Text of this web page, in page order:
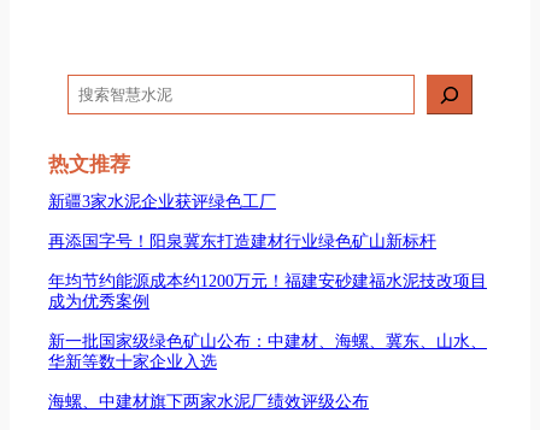
搜
索
热文推荐
新疆3家水泥企业获评绿色工厂
再添国字号！阳泉冀东打造建材行业绿色矿山新标杆
年均节约能源成本约1200万元！福建安砂建福水泥技改项目
成为优秀案例
新一批国家级绿色矿山公布：中建材、海螺、冀东、山水、
华新等数十家企业入选
海螺、中建材旗下两家水泥厂绩效评级公布